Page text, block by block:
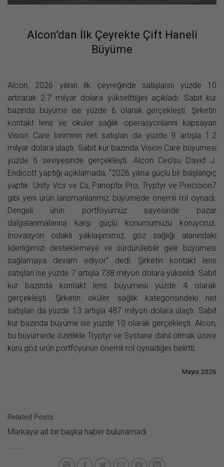
Alcon’dan İlk Çeyrekte Çift Haneli
Büyüme
Alcon, 2026 yılının ilk çeyreğinde satışlarını yüzde 10
artırarak 2.7 milyar dolara yükselttiğini açıkladı. Sabit kur
bazında büyüme ise yüzde 6 olarak gerçekleşti. Şirketin
kontakt lens ve oküler sağlık operasyonlarını kapsayan
Vision Care biriminin net satışları da yüzde 9 artışla 1.2
milyar dolara ulaştı. Sabit kur bazında Vision Care büyümesi
yüzde 6 seviyesinde gerçekleşti. Alcon Ceo’su David J.
Endicott yaptığı açıklamada, “2026 yılına güçlü bir başlangıç
yaptık. Unity Vcs ve Cs, Panoptix Pro, Tryptyr ve Precision7
gibi yeni ürün lansmanlarımız büyümede önemli rol oynadı.
Dengeli ürün portföyümüz sayesinde pazar
dalgalanmalarına karşı güçlü konumumuzu koruyoruz.
İnovasyon odaklı yaklaşımımız, göz sağlığı alanındaki
liderliğimizi desteklemeye ve sürdürülebilir gelir büyümesi
sağlamaya devam ediyor” dedi. Şirketin kontakt lens
satışları ise yüzde 7 artışla 738 milyon dolara yükseldi. Sabit
kur bazında kontakt lens büyümesi yüzde 4 olarak
gerçekleşti. Şirketin oküler sağlık kategorisindeki net
satışları da yüzde 13 artışla 487 milyon dolara ulaştı. Sabit
kur bazında büyüme ise yüzde 10 olarak gerçekleşti. Alcon,
bu büyümede özellikle Tryptyr ve Systane dahil olmak üzere
kuru göz ürün portföyünün önemli rol oynadığını belirtti.
Mayıs 2026
Related Posts:
Markaya ait bir başka haber bulunamadı